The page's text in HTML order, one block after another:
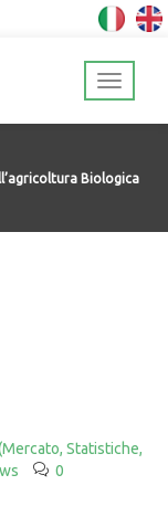
Biologica
Statistiche,
0